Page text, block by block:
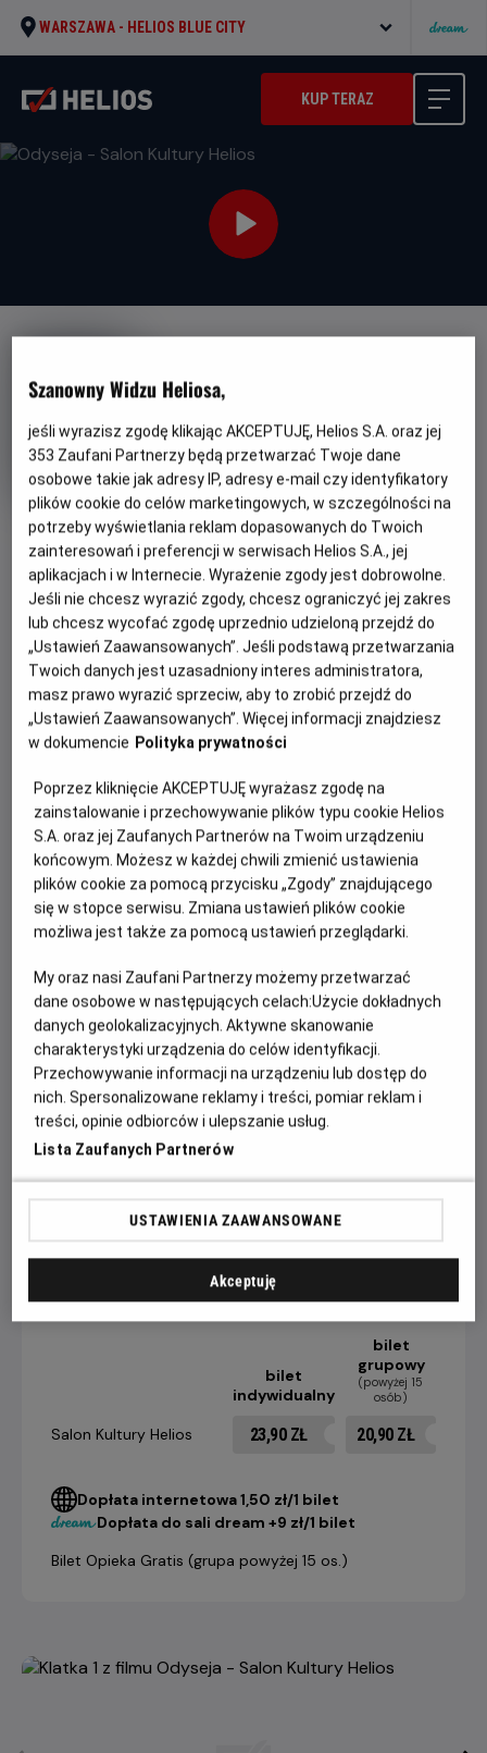
WARSZAWA - HELIOS BLUE CITY
KUP TERAZ
OBSERWUJ
Odyseja - Salon Kultury Helios
Oryginalny
tytuł
The Odyssey Gatunek
Przygodowy / Akcja
wiek
Od 15 lat
Czas
trwania
202 min
OCENA HELIOS
8.5
REŻYSERIA
Christopher Nolan
SCENARIUSZ
Christopher Nolan
OBSADA
Anne Hathaway, Charlize Theron, Zendaya, Matt Damon, Tom
Holland, Robert Pattinson, Lupita Nyong'o
WIĘCEJ SZCZEGÓŁÓW
OPIS WYDARZENIA
Christopher Nolan, który nakręcił takie filmy jak
"Interstellar" oraz "Oppenheimer" jest znany z tego, że nie
boi się żadnego gatunku filmowego. Po świetnie przyjętym
opowiadającym historię powstania pierwszej bomby
atomowej, teraz reżyser pracuje nad adaptacją "Odysei".
To opowieść autorstwa Homera uznawana za jedno z
najważniejszych dzieł literatury zachodniej. Opowiada o
podróży Odyseusza, króla Itaki, który musi stawić czoła
licznym wyzwaniom próbując wrócić do domu po wojnie
trojańskiej.
Powstała już niejedna ekranizacja klasycznego dzieła
Homera, ale tym razem film nakręcony zostanie w
technologii IMAX i będzie pierwszym tak nowoczesnym
podejściem do "Odysei".
W filmie "Odysei" zobaczymy między innymi: Matta
Damona, Toma Hollanda, Anne Hathaway, Zendayę, Roberta
Pattinsona, Lupite Nyong'o oraz Charlize Theron.
CENNIK
bilet
indywidualny
bilet
grupowy
(powyżej 15
osób)
Salon Kultury Helios 23,90 ZŁ 20,90 ZŁ
Dopłata internetowa 1,50 zł/1 bilet
Dopłata do sali dream +9 zł/1 bilet
Bilet Opieka Gratis (grupa powyżej 15 os.)
Szanowny Widzu Heliosa,
jeśli wyrazisz zgodę klikając AKCEPTUJĘ, Helios S.A. oraz jej
353 Zaufani Partnerzy będą przetwarzać Twoje dane
osobowe takie jak adresy IP, adresy e-mail czy identyfikatory
plików cookie do celów marketingowych, w szczególności na
potrzeby wyświetlania reklam dopasowanych do Twoich
zainteresowań i preferencji w serwisach Helios S.A., jej
aplikacjach i w Internecie. Wyrażenie zgody jest dobrowolne.
Jeśli nie chcesz wyrazić zgody, chcesz ograniczyć jej zakres
lub chcesz wycofać zgodę uprzednio udzieloną przejdź do
„Ustawień Zaawansowanych”. Jeśli podstawą przetwarzania
Twoich danych jest uzasadniony interes administratora,
masz prawo wyrazić sprzeciw, aby to zrobić przejdź do
„Ustawień Zaawansowanych”. Więcej informacji znajdziesz
w dokumencie Polityka prywatności
Poprzez kliknięcie AKCEPTUJĘ wyrażasz zgodę na
zainstalowanie i przechowywanie plików typu cookie Helios
S.A. oraz jej Zaufanych Partnerów na Twoim urządzeniu
końcowym. Możesz w każdej chwili zmienić ustawienia
plików cookie za pomocą przycisku „Zgody” znajdującego
się w stopce serwisu. Zmiana ustawień plików cookie
możliwa jest także za pomocą ustawień przeglądarki.
My oraz nasi Zaufani Partnerzy możemy przetwarzać
dane osobowe w następujących celach:Użycie dokładnych
danych geolokalizacyjnych. Aktywne skanowanie
charakterystyki urządzenia do celów identyfikacji.
Przechowywanie informacji na urządzeniu lub dostęp do
nich. Spersonalizowane reklamy i treści, pomiar reklam i
treści, opinie odbiorców i ulepszanie usług.
Lista Zaufanych Partnerów
USTAWIENIA ZAAWANSOWANE
Akceptuję